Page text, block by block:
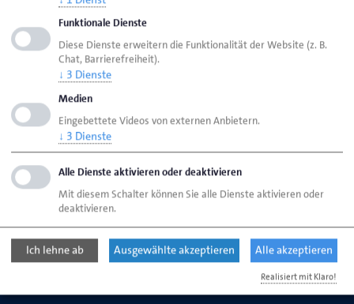
Seite drucken
Seite aktualisiert am 01. Apr. 2026
Handwerkskammer Flensburg
Bereiche
Öffentliche Fördermittel
Handwerkskammer Flensburg
Johanniskirchhof 1-7
24937 Flensburg
Telefon: 0461 866-0
Funktionale Dienste
Diese Dienste erweitern die Funktionalität der Website (z. B.
Chat, Barrierefreiheit).
↓ 3 Dienste
Medien
Eingebettete Videos von externen Anbietern.
↓ 3 Dienste
Alle Dienste aktivieren oder deaktivieren
Mit diesem Schalter können Sie alle Dienste aktivieren oder
deaktivieren.
Ich lehne ab Ausgewählte akzeptieren Alle akzeptieren
Realisiert mit Klaro!